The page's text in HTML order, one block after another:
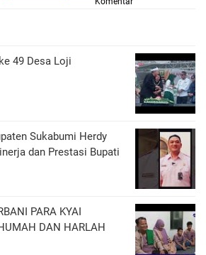
49 Desa Loji
Sukabumi Herdy
dan Prestasi Bupati
PARA KYAI
DAN HARLAH